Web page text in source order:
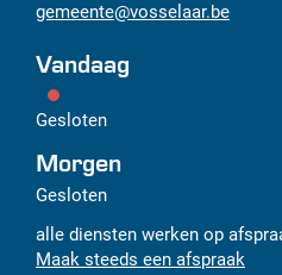
gemeente@vosselaar.be
Vandaag
Gesloten
Morgen
Gesloten
alle diensten werken op
Maak steeds een afspraak